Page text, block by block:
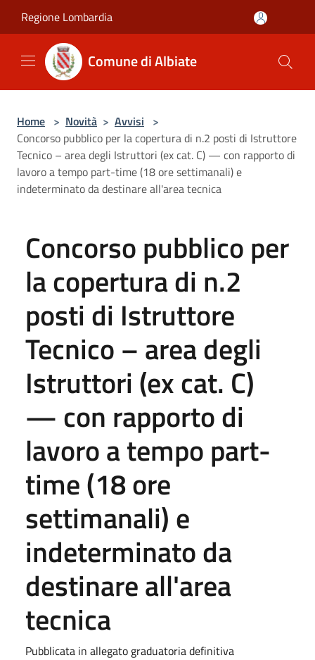
Regione Lombardia
Comune di Albiate
Home > Novità > Avvisi >
Concorso pubblico per la copertura di n.2 posti di Istruttore
Tecnico – area degli Istruttori (ex cat. C) — con rapporto di
lavoro a tempo part-time (18 ore settimanali) e
indeterminato da destinare all'area tecnica
Concorso pubblico per
la copertura di n.2
posti di Istruttore
Tecnico – area degli
Istruttori (ex cat. C)
— con rapporto di
lavoro a tempo part-
time (18 ore
settimanali) e
indeterminato da
destinare all'area
tecnica
Pubblicata in allegato graduatoria definitiva